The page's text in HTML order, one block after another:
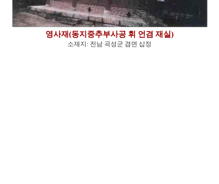
영사재(동지중추부사공 휘 언겸 재실)
소재지: 전남 곡성군 겸면 삽정